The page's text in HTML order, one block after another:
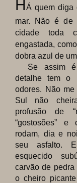
HÁ quem diga
mar. Não é de
cidade toda
engastada,
dobra azul de
Se assim é
detalhe tem o
odores. Não
Sul não
profusão de
“gostosões” e
rodam, dia e
seu asfalto.
esquecido
carvão de pedra
o cheiro